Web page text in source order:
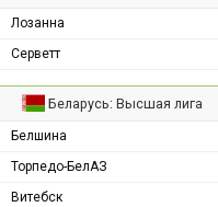
Лозанна
Серветт
Беларусь: Высшая лига
Белшина
Торпедо-БелАЗ
Витебск